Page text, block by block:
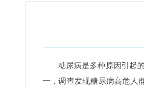
糖尿病是多种原因引起
一，调查发现糖尿病高危人